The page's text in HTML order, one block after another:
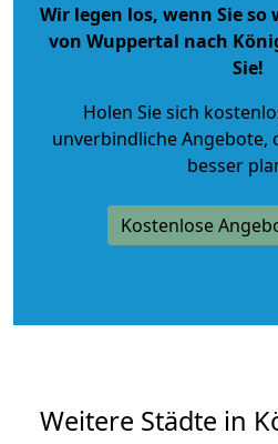
Wir legen los, wenn Sie
von Wuppertal nach
Sie!
Holen Sie sich
unverbindliche Angebote,
besser
Kostenlose
Weitere Städte in